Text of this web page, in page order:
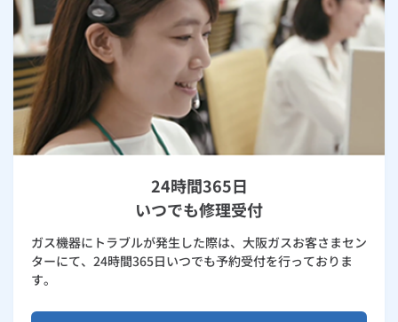
24時間365日
いつでも修理受付
ガス機器にトラブルが発生した際は、大阪ガスお客さまセン
ターにて、24時間365日いつでも予約受付を行っておりま
す。